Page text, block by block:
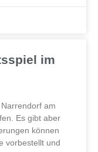
im
am
Es gibt aber
können
vorbestellt und